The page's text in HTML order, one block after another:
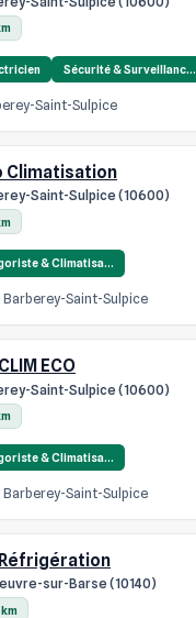
Sécurité & Surveillanc…
Saint-Sulpice
Climatisation
Saint-Sulpice (10600)
& Climatisa…
Saint-Sulpice
ECO
Saint-Sulpice (10600)
& Climatisa…
Saint-Sulpice
sur-Barse (10140)